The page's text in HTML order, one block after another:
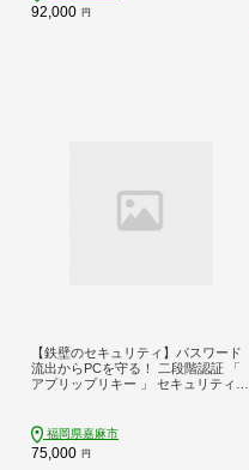
92,000 円
【鉄壁のセキュリティ】パスワード
流出からPCを守る！ 二段階認証 「
アプリップリキー 」 セキュリティツ
ュータ Windows 保護 認証 多要素認
証 ワンタイムパスワード PC周辺機
器 ビジネス
福岡県嘉麻市
75,000 円